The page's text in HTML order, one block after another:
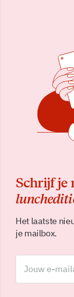
Schrijf je
Het laatste
je mailbox.